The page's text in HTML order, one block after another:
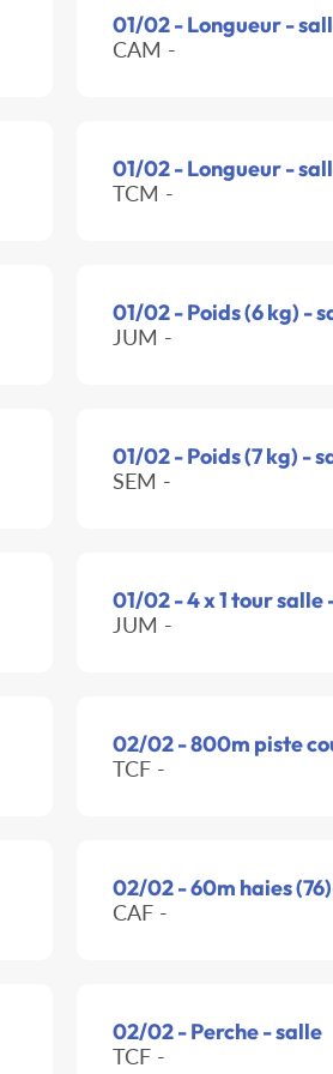
01/02 - Longueur -
CAM -
01/02 - Longueur -
TCM -
01/02 - Poids (6 kg) -
JUM -
01/02 - Poids (7 kg) -
SEM -
01/02 - 4 x 1 tour salle
JUM -
02/02 - 800m piste
TCF -
02/02 - 60m haies
CAF -
02/02 - Perche - salle
TCF -